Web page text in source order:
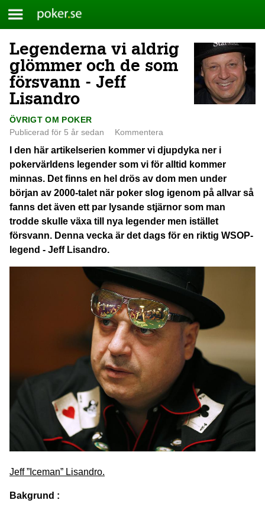
Skip
to
content
Meny
Poker.se
Legenderna vi aldrig
glömmer och de som
försvann - Jeff
Lisandro
ÖVRIGT OM POKER
Publicerad för 5 år sedan
Kommentera
I den här artikelserien kommer vi djupdyka ner i
pokervärldens legender som vi för alltid kommer
minnas. Det finns en hel drös av dom men under
början av 2000-talet när poker slog igenom på allvar så
fanns det även ett par lysande stjärnor som man
trodde skulle växa till nya legender men istället
försvann. Denna vecka är det dags för en riktig WSOP-
legend - Jeff Lisandro.
Jeff ”Iceman” Lisandro.
Bakgrund :